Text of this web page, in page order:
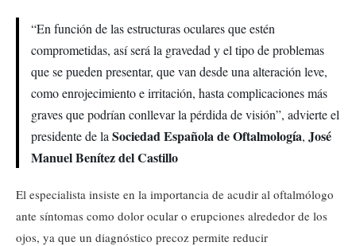
“En función de las estructuras oculares que estén
comprometidas, así será la gravedad y el tipo de problemas
que se pueden presentar, que van desde una alteración leve,
como enrojecimiento e irritación, hasta complicaciones más
graves que podrían conllevar la pérdida de visión”, advierte el
presidente de la Sociedad Española de Oftalmología, José
Manuel Benítez del Castillo
El especialista insiste en la importancia de acudir al oftalmólogo
ante síntomas como dolor ocular o erupciones alrededor de los
ojos, ya que un diagnóstico precoz permite reducir